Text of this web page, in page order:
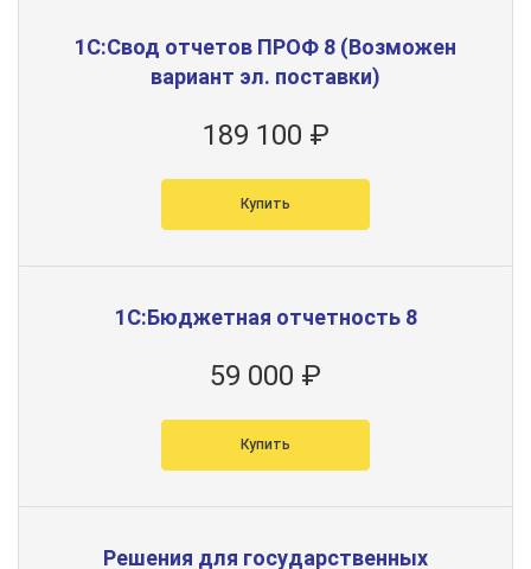
1С:Свод отчетов ПРОФ 8 (Возможен
вариант эл. поставки)
189 100 ₽
Купить
1С:Бюджетная отчетность 8
59 000 ₽
Купить
Решения для государственных